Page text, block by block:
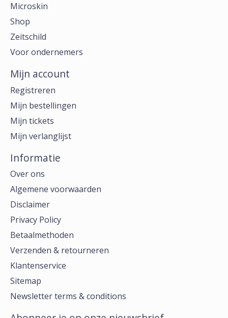
Microskin
Shop
Zeitschild
Voor ondernemers
Mijn account
Registreren
Mijn bestellingen
Mijn tickets
Mijn verlanglijst
Informatie
Over ons
Algemene voorwaarden
Disclaimer
Privacy Policy
Betaalmethoden
Verzenden & retourneren
Klantenservice
Sitemap
Newsletter terms & conditions